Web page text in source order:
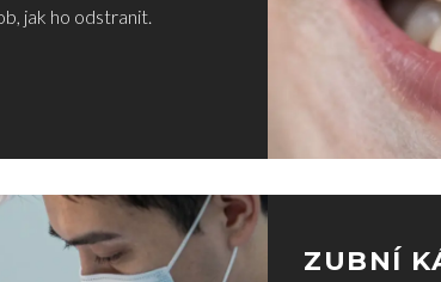
jak ho odstranit.
ZUBNÍ